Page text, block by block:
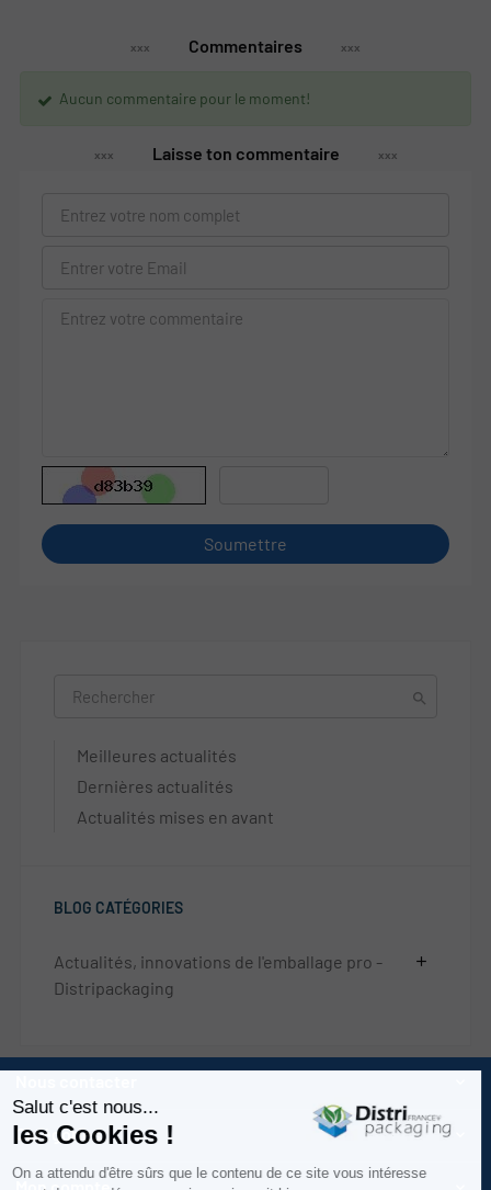
Commentaires
Aucun commentaire pour le moment!
Laisse ton commentaire
Soumettre

Meilleures actualités
Dernières actualités
Actualités mises en avant
BLOG CATÉGORIES
Actualités, innovations de l'emballage pro -
Distripackaging
add
Catégories